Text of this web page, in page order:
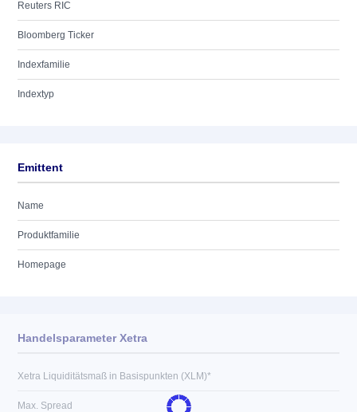
Reuters RIC
Bloomberg Ticker
Indexfamilie
Indextyp
Emittent
Name
Produktfamilie
Homepage
Handelsparameter Xetra
Xetra Liquiditätsmaß in Basispunkten (XLM)*
Max. Spread